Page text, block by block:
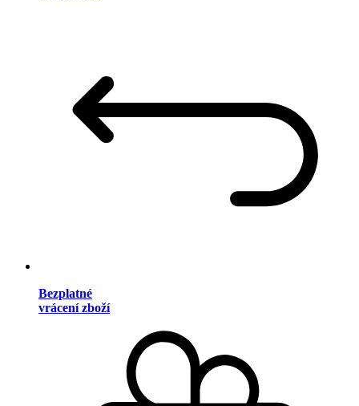
Bezplatné
vrácení zboží